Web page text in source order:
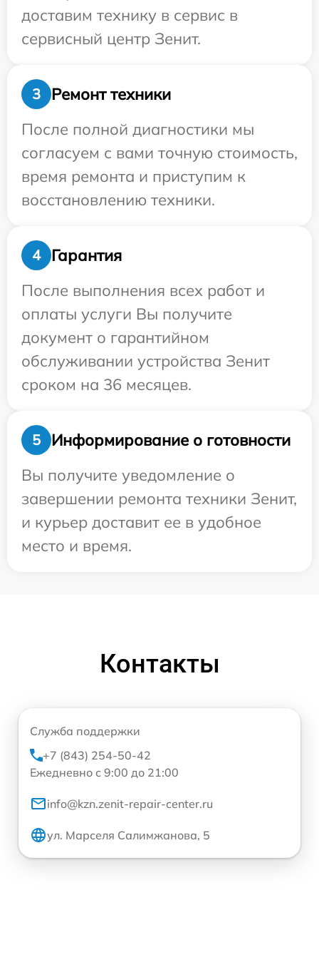
доставим технику в сервис в
сервисный центр Зенит.
3
Ремонт техники
После полной диагностики мы
согласуем с вами точную стоимость,
время ремонта и приступим к
восстановлению техники.
4
Гарантия
После выполнения всех работ и
оплаты услуги Вы получите
документ о гарантийном
обслуживании устройства Зенит
сроком на 36 месяцев.
5
Информирование о готовности
Вы получите уведомление о
завершении ремонта техники Зенит,
и курьер доставит ее в удобное
место и время.
Контакты
Служба поддержки
+7 (843) 254-50-42
Ежедневно с 9:00 до 21:00
info@kzn.zenit-repair-center.ru
ул. Марселя Салимжанова, 5